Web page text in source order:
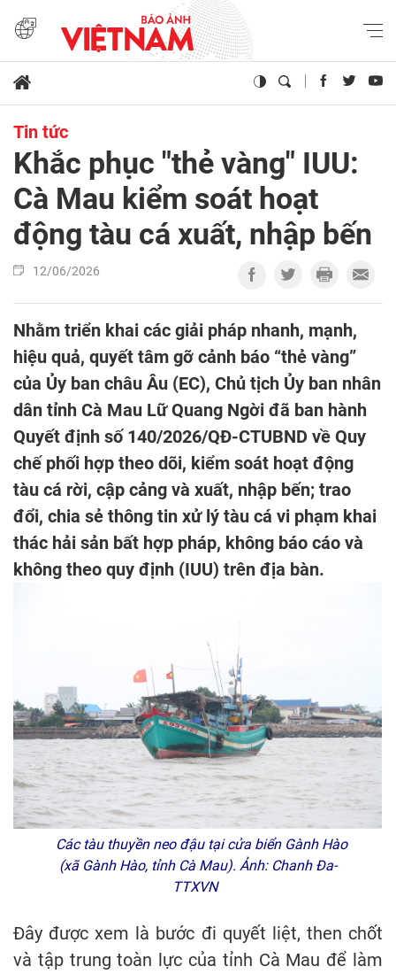
Tin tức
Khắc phục "thẻ vàng" IUU:
Cà Mau kiểm soát hoạt
động tàu cá xuất, nhập bến
12/06/2026
Nhằm triển khai các giải pháp nhanh, mạnh,
hiệu quả, quyết tâm gỡ cảnh báo “thẻ vàng”
của Ủy ban châu Âu (EC), Chủ tịch Ủy ban nhân
dân tỉnh Cà Mau Lữ Quang Ngời đã ban hành
Quyết định số 140/2026/QĐ-CTUBND về Quy
chế phối hợp theo dõi, kiểm soát hoạt động
tàu cá rời, cập cảng và xuất, nhập bến; trao
đổi, chia sẻ thông tin xử lý tàu cá vi phạm khai
thác hải sản bất hợp pháp, không báo cáo và
không theo quy định (IUU) trên địa bàn.
Các tàu thuyền neo đậu tại cửa biển Gành Hào
(xã Gành Hào, tỉnh Cà Mau). Ảnh: Chanh Đa-
TTXVN
Đây được xem là bước đi quyết liệt, then chốt
và tập trung toàn lực của tỉnh Cà Mau để làm